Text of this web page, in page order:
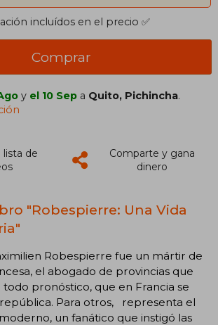
incluídos en el precio ✅
Comprar
y el 10 Sep a Quito, Pichincha.
lista de
Comparte y gana
dinero
"Robespierre: Una Vida
Robespierre fue un mártir de
el abogado de provincias que
todo pronóstico, que en Francia se
Para otros, representa el
un fanático que instigó las